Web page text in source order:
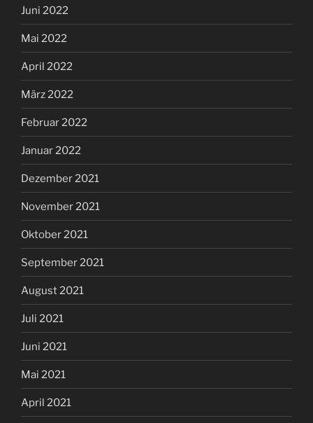
Juni 2022
Mai 2022
April 2022
März 2022
Februar 2022
Januar 2022
Dezember 2021
November 2021
Oktober 2021
September 2021
August 2021
Juli 2021
Juni 2021
Mai 2021
April 2021